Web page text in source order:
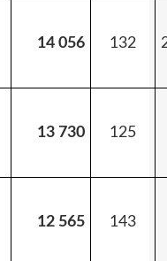
14 056 132
13 730 125
12 565 143